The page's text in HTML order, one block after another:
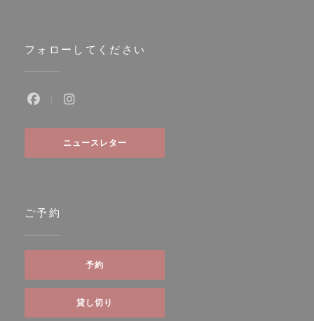
フォローしてください
ニュースレター
ご予約
予約
貸し切り